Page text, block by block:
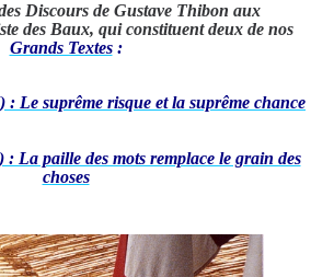
Discours de Gustave Thibon aux
des Baux, qui constituent deux de nos
Grands Textes:
Le suprême risque et la suprême chance
La paille des mots remplace le grain des
choses